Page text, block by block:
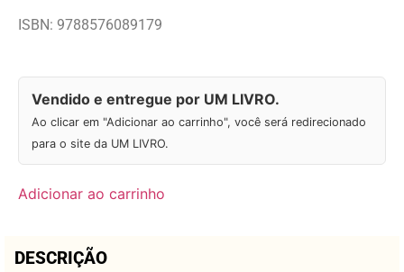
ISBN: 9788576089179
Vendido e entregue por UM LIVRO.
Ao clicar em "Adicionar ao carrinho", você será redirecionado
para o site da UM LIVRO.
Adicionar ao carrinho
DESCRIÇÃO